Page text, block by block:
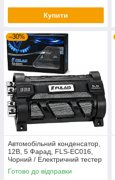
Купити
–30%
Автомобільний конденсатор,
12В, 5 Фарад, FLS-EC016,
Чорний / Електричний тестер
напруги / Автомобільний
стабілізатор напруги
Готово до відправки